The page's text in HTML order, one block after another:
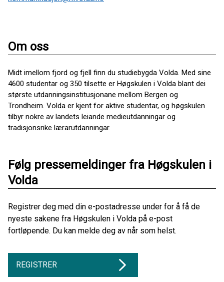
Om oss
Midt imellom fjord og fjell finn du studiebygda Volda. Med sine
4600 studentar og 350 tilsette er Høgskulen i Volda blant dei
største utdanningsinstitusjonane mellom Bergen og
Trondheim. Volda er kjent for aktive studentar, og høgskulen
tilbyr nokre av landets leiande medieutdanningar og
tradisjonsrike lærarutdanningar.
Følg pressemeldinger fra Høgskulen i
Volda
Registrer deg med din e-postadresse under for å få de
nyeste sakene fra Høgskulen i Volda på e-post
fortløpende. Du kan melde deg av når som helst.
REGISTRER